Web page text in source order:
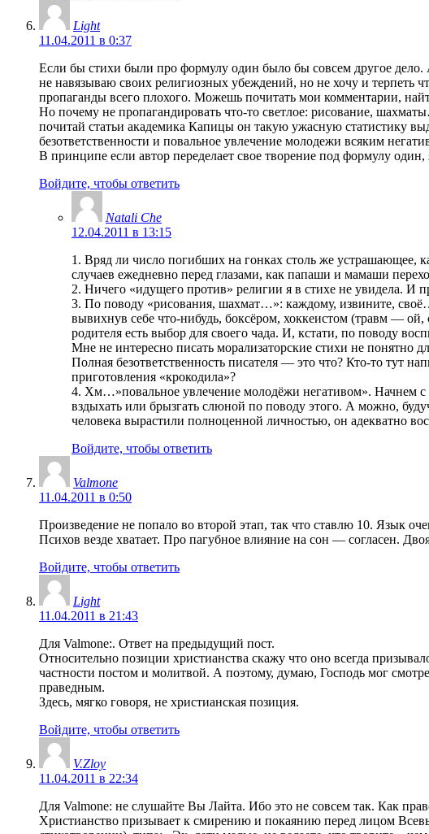
Light
11.04.2011 в 0:37
Если бы стихи были про формулу один было бы совсем другое дело.
не навязываю своих религиозных убеждений, но не хочу и терпеть
пропаганды всего плохого. Можешь почитать мои комментарии,
Но почему не пропагандировать что-то светлое: рисование,
почитай статьи академика Капицы он такую ужасную статистику
безответственности и повальное увлечение молодежи всяким
В принципе если автор переделает свое творение под формулу один,
Войдите, чтобы ответить
Natali Che
12.04.2011 в 13:15
1. Вряд ли число погибших на гонках столь же устрашающее,
случаев ежедневно перед глазами, как папаши и мамаши
2. Ничего «идущего против» религии я в стихе не увидела. И
3. По поводу «рисования, шахмат…»: каждому, извините,
вывихнув себе что-нибудь, боксёром, хоккеистом (травм —
родителя есть выбор для своего чада. И, кстати, по поводу
Мне не интересно писать морализаторские стихи не понятно
Полная безответственность писателя — это что? Кто-то тут
приготовления «крокодила»?
4. Хм…»повальное увлечение молодёжи негативом». Начнем с
вздыхать или брызгать слюной по поводу этого. А можно,
человека вырастили полноценной личностью, он адекватно
Войдите, чтобы ответить
Valmone
11.04.2011 в 0:50
Произведение не попало во второй этап, так что ставлю 10. Язык
Психов везде хватает. Про пагубное влияние на сон — согласен.
Войдите, чтобы ответить
Light
11.04.2011 в 21:43
Для Valmone:. Ответ на предыдущий пост.
Относительно позиции христианства скажу что оно всегда
частности постом и молитвой. А поэтому, думаю, Господь мог
праведным.
Здесь, мягко говоря, не христианская позиция.
Войдите, чтобы ответить
V.Zloy
11.04.2011 в 22:34
Для Valmone: не слушайте Вы Лайта. Ибо это не совсем так. Как
Христианство призывает к смирению и покаянию перед лицом